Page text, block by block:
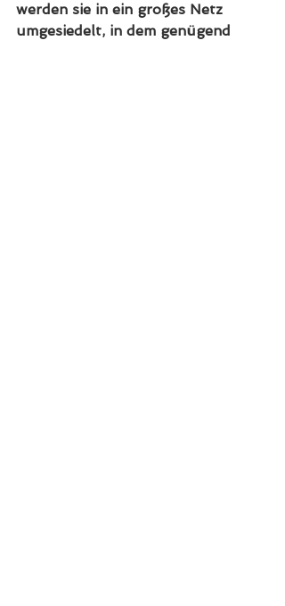
werden sie in ein großes Netz
umgesiedelt, in dem genügend